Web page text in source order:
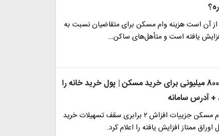
از آن است هزینه وام مسکن برای متقاضیان نسبت به
آغاز ثبت نام وام 800 میلیونی برای خرید مسکن | پول خرید خانه را
+ آدرس سامانه
مدیر بانک عامل وام مسکن جزییات افزاش ۲ برابری سقف تسهیلات خرید
ممتاز افزایش یافته را اعلام کرد.